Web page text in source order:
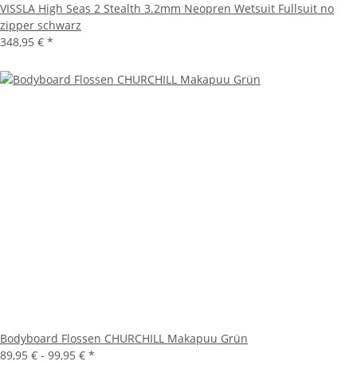
VISSLA High Seas 2 Stealth 3.2mm Neopren Wetsuit Fullsuit no
zipper schwarz
348,95 € *
Bodyboard Flossen CHURCHILL Makapuu Grün
89,95 € - 99,95 € *